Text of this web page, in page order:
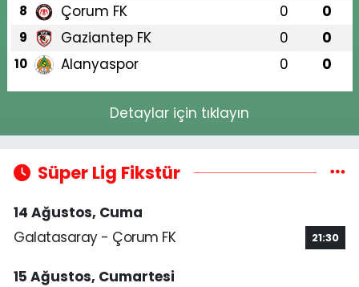
8 Çorum FK 0 0
9 Gaziantep FK 0 0
10 Alanyaspor 0 0
Detaylar için tıklayın
Süper Lig Fikstür
14 Ağustos, Cuma
Galatasaray - Çorum FK
21:30
15 Ağustos, Cumartesi